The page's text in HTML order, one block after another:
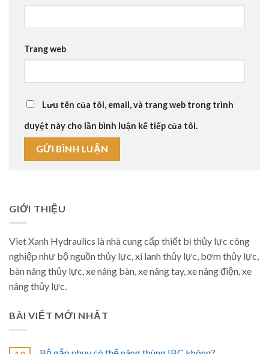
Trang web
Lưu tên của tôi, email, và trang web trong trình
duyệt này cho lần bình luận kế tiếp của tôi.
GIỚI THIỆU
Viet Xanh Hydraulics là nhà cung cấp thiết bị thủy lực công
nghiệp như bộ nguồn thủy lực, xi lanh thủy lực, bơm thủy lực,
bàn nâng thủy lực, xe nâng bàn, xe nâng tay, xe nâng điện, xe
nâng thủy lực.
BÀI VIẾT MỚI NHẤT